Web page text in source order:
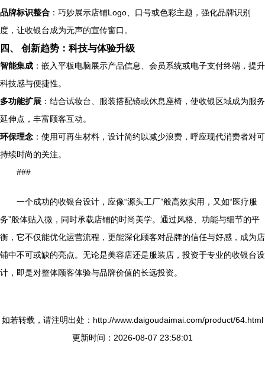
品牌标识整合 ：巧妙展示店铺Logo、口号或色彩主题，强化品牌识别
度，让收银台成为无声的宣传窗口。
四、 创新趋势：科技与体验升级
智能集成 ：嵌入平板电脑展示产品信息、会员系统或电子支付终端，提升
科技感与便捷性。
多功能扩展 ：结合试妆台、服装搭配镜或休息座椅，使收银区域成为服务
延伸点，丰富顾客互动。
环保理念 ：使用可再生材料，设计简约以减少浪费，呼应现代消费者对可
持续时尚的关注。
###
一个成功的收银台设计，应像“源头工厂”般高效实用，又如“医疗服
务”般体贴入微，同时承载店铺的时尚美学。通过风格、功能与细节的平
衡，它不仅能优化运营流程，更能深化顾客对品牌的信任与好感，成为店
铺中不可或缺的亮点。无论是美容店还是服装店，投资于专业的收银台设
计，即是对整体顾客体验与品牌价值的长远投资。
如若转载，请注明出处：http://www.daigoudaimai.com/product/64.html
更新时间：2026-08-07 23:58:01